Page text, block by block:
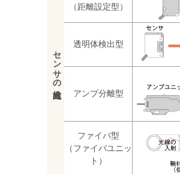
センサの検出方式
（距離設定型）
透明体検出型
アンプ分離型
ファイバ型
（ファイバユニッ
ト）